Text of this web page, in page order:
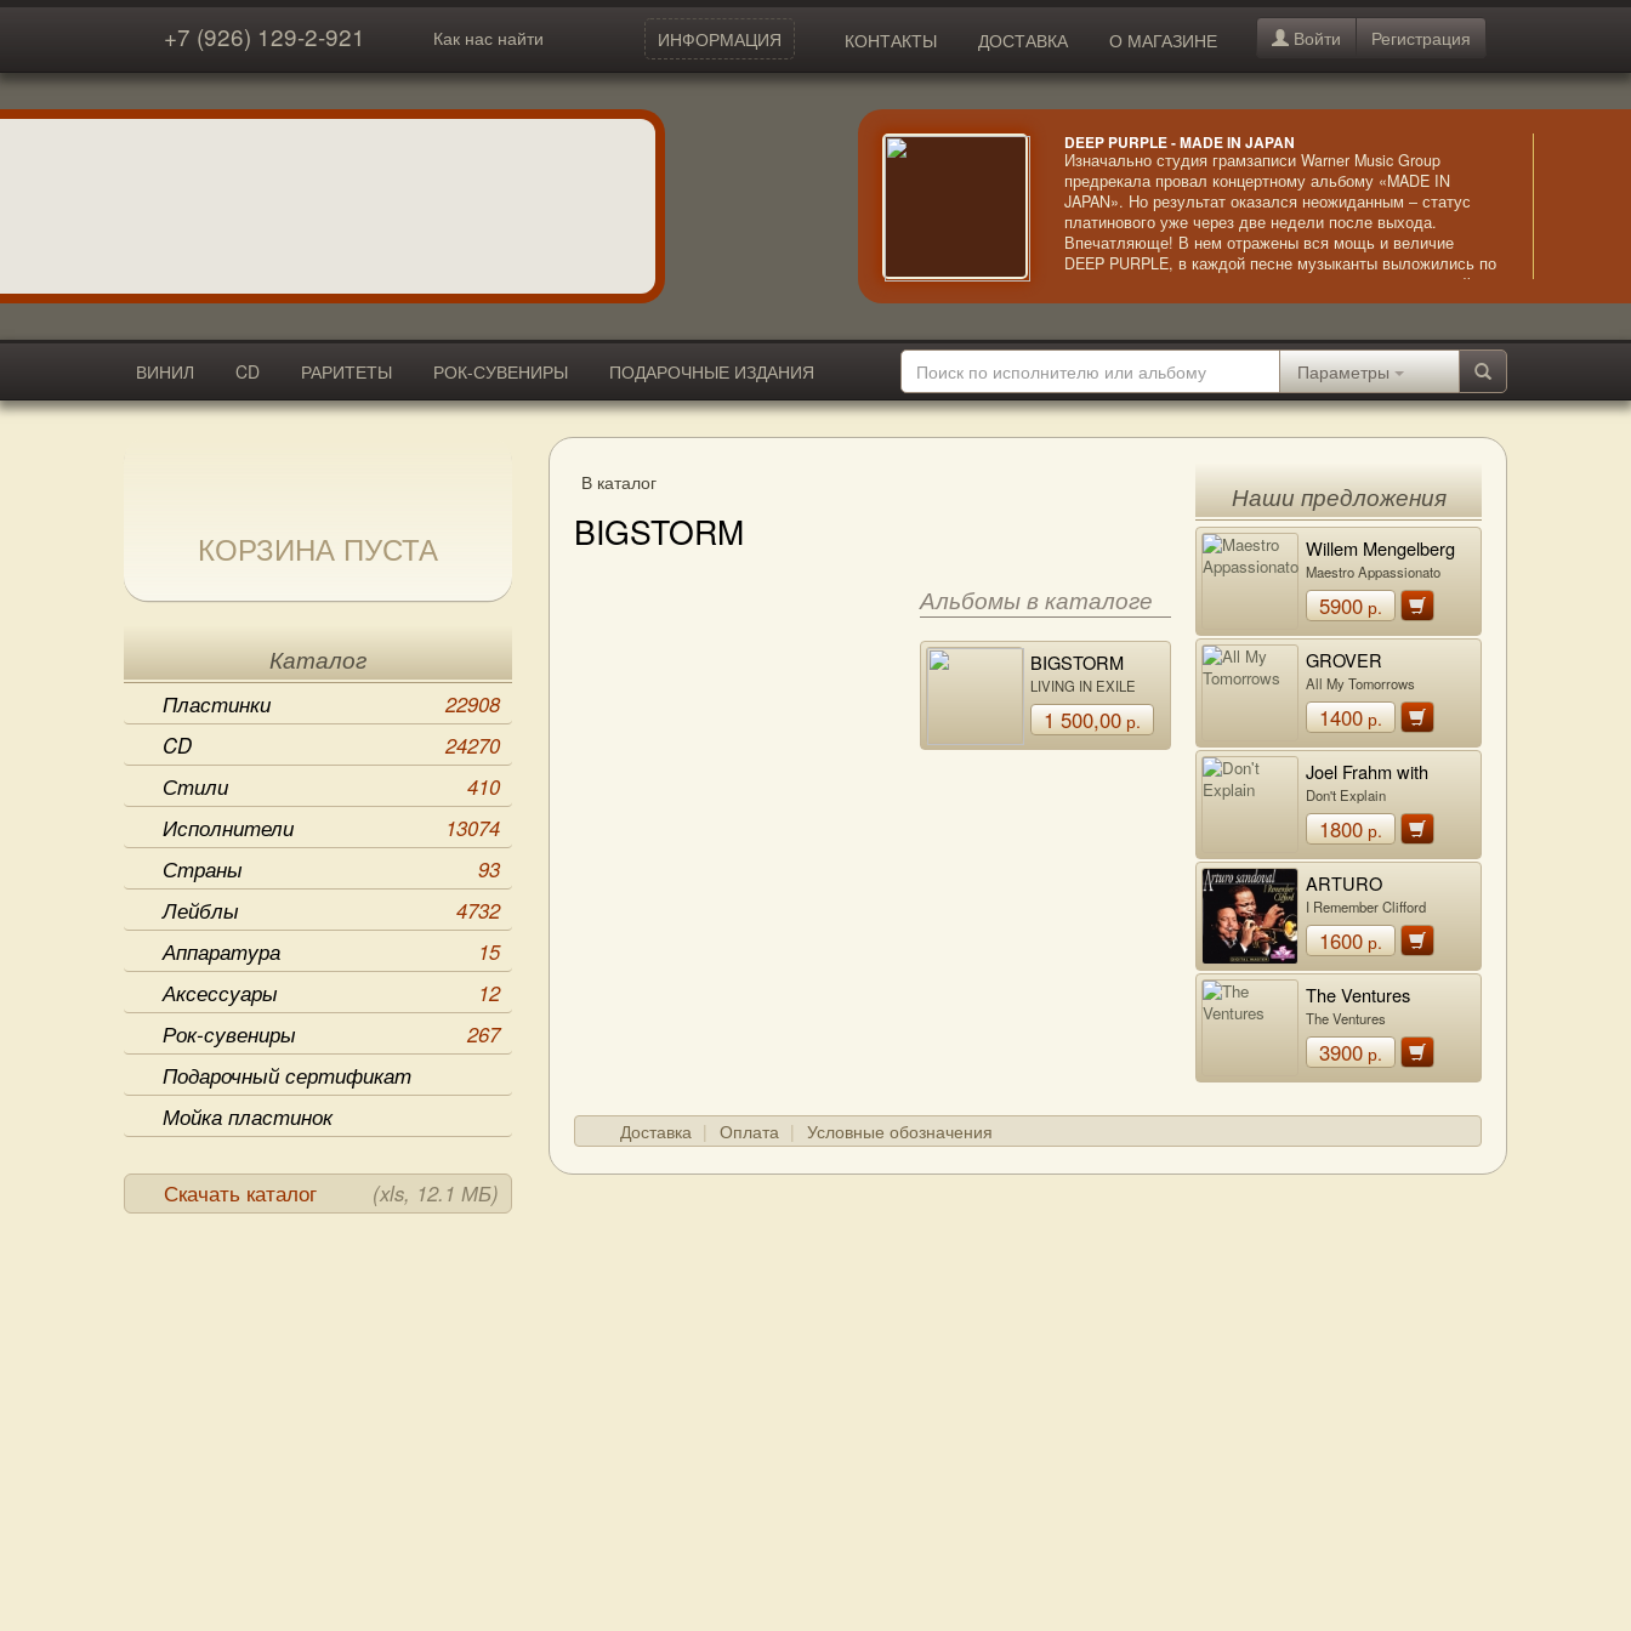
+7 (926) 129-2-921 Как нас найти ИНФОРМАЦИЯ КОНТАКТЫ ДОСТАВКА О МАГАЗИНЕ Войти Регистрация
DEEP PURPLE - MADE IN JAPAN
Изначально студия грамзаписи Warner Music Group
предрекала провал концертному альбому «MADE IN
JAPAN». Но результат оказался неожиданным – статус
платинового уже через две недели после выхода.
Впечатляюще! В нем отражены вся мощь и величие
DEEP PURPLE, в каждой песне музыканты выложились по
максимуму, выступая на пределе своих возможностей.
Особый шарм композициям придают оригинальные
виртуозное исполнение гитарных партий.
ВИНИЛ CD РАРИТЕТЫ РОК-СУВЕНИРЫ
ПОДАРОЧНЫЕ ИЗДАНИЯ
АКСЕССУАРЫ
Параметры
КОРЗИНА ПУСТА
Каталог
Пластинки
22908
CD
24270
Стили
410
Исполнители
13074
Страны
93
Лейблы
4732
Аппаратура
15
Аксессуары
12
Рок-сувениры
267
Подарочный сертификат
Мойка пластинок
Скачать каталог (xls, 12.1 МБ)
В каталог
BIGSTORM
Альбомы в каталоге
BIGSTORM
LIVING IN EXILE
1 500,00р.
Наши предложения
Willem Mengelberg
Maestro Appassionato
5900р.
GROVER
WASHINGTON, JR.
All My Tomorrows
1400р.
Joel Frahm with
Brad Mehldau
Don't Explain
1800р.
ARTURO
SANDOVAL
I Remember Clifford
1600р.
The Ventures
The Ventures
3900р.
Доставка Оплата Условные обозначения